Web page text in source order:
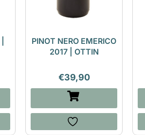
PINOT NERO EMERICO
2017 | OTTIN
€39,90